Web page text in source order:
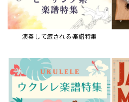
演奏して癒される楽譜特集